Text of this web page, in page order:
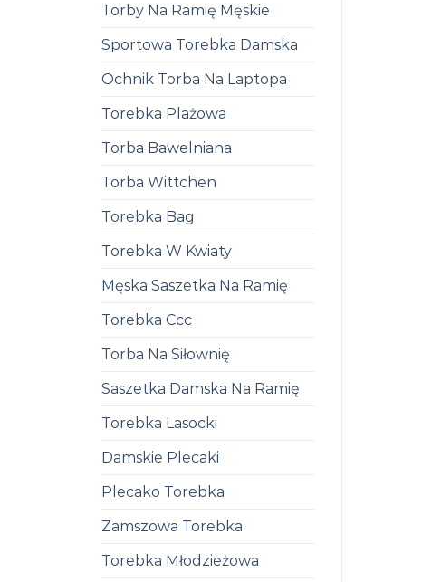
Torby Na Ramię Męskie
Sportowa Torebka Damska
Ochnik Torba Na Laptopa
Torebka Plażowa
Torba Bawelniana
Torba Wittchen
Torebka Bag
Torebka W Kwiaty
Męska Saszetka Na Ramię
Torebka Ccc
Torba Na Siłownię
Saszetka Damska Na Ramię
Torebka Lasocki
Damskie Plecaki
Plecako Torebka
Zamszowa Torebka
Torebka Młodzieżowa